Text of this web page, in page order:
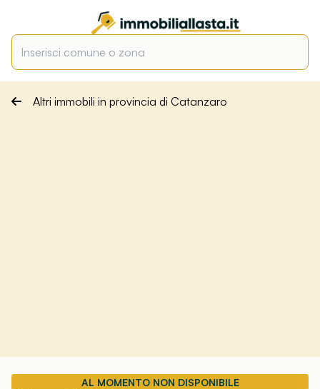
Altri immobili in provincia di Catanzaro
AL MOMENTO NON DISPONIBILE